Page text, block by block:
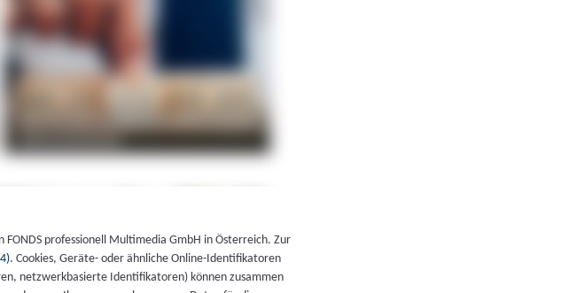
professionell Multimedia GmbH in Österreich. Zur
. Cookies, Geräte- oder ähnliche Online-Identifikatoren
netzwerkbasierte Identifikatoren) können zusammen